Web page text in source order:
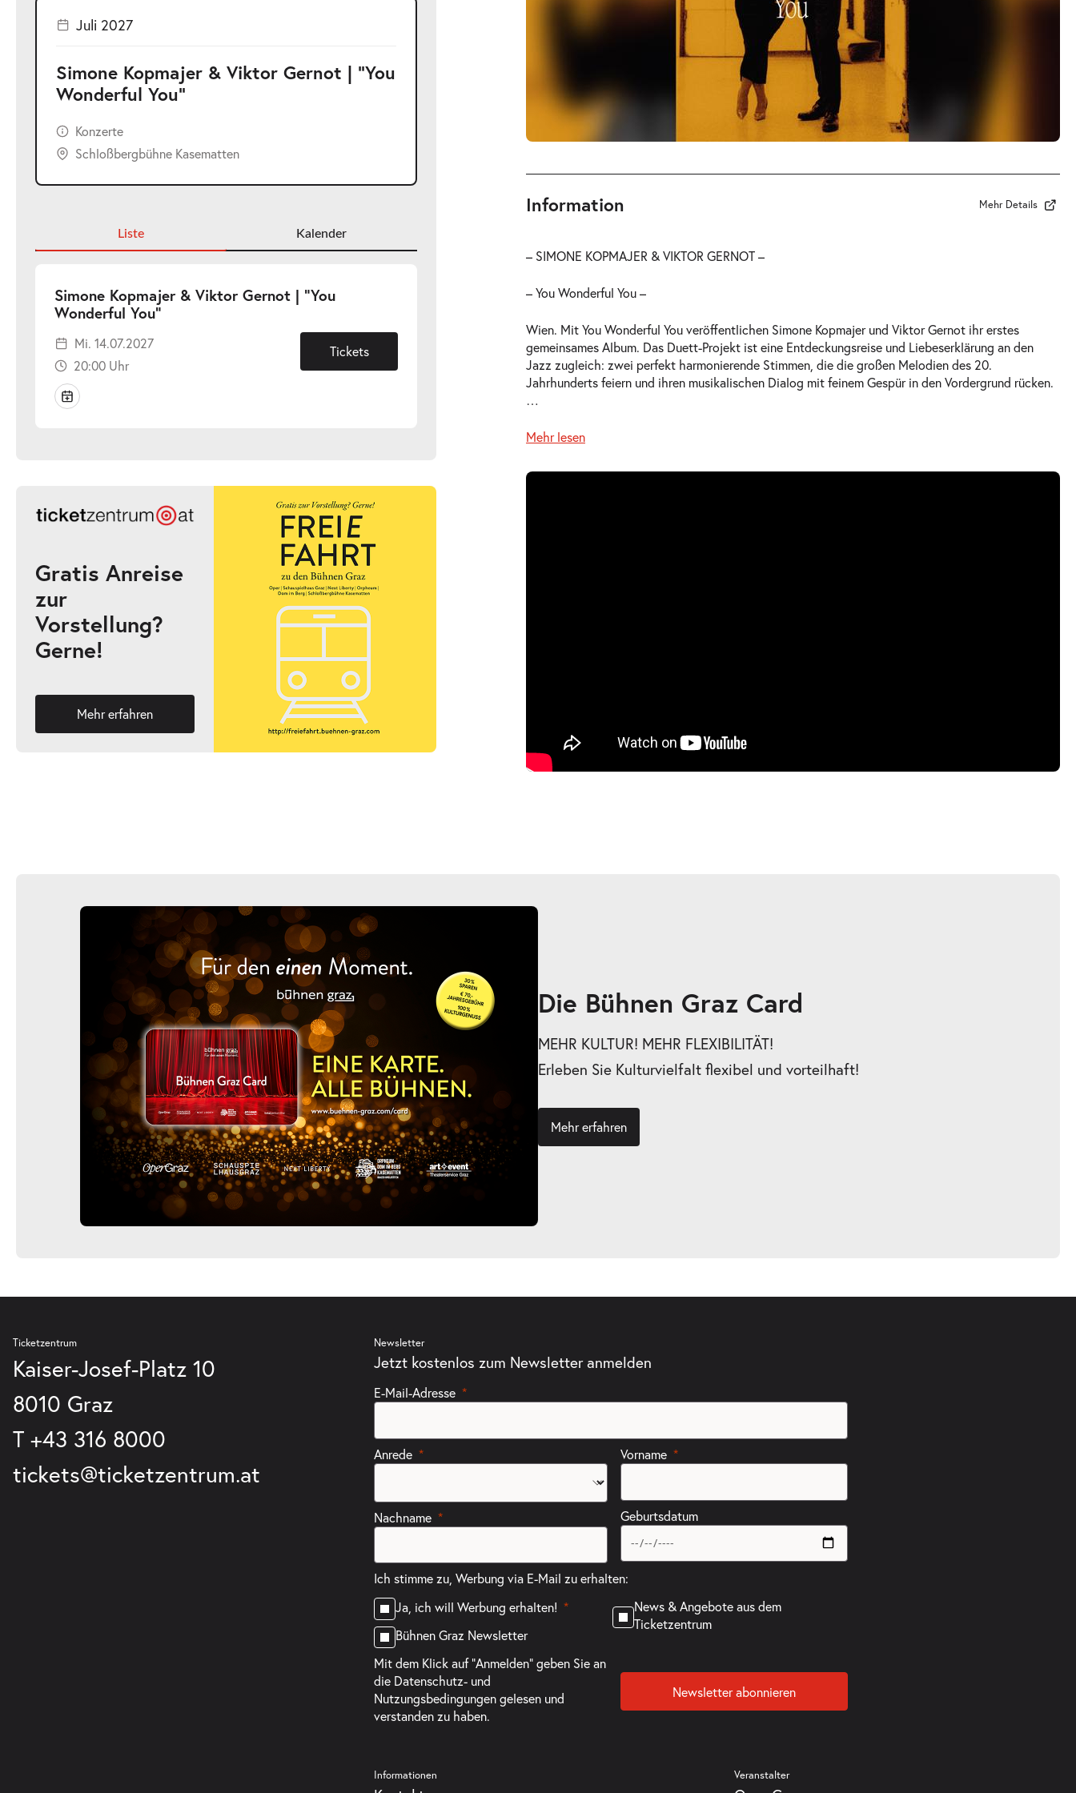
Juli 2027
Simone Kopmajer & Viktor Gernot | "You
Wonderful You"
Konzerte
Schloßbergbühne Kasematten
Liste Kalender
Simone Kopmajer & Viktor Gernot | "You
Wonderful You"
Mi. 14.07.2027
20:00 Uhr
Tickets
Gratis Anreise
zur
Vorstellung?
Gerne!
Mehr erfahren
Information Mehr Details
– SIMONE KOPMAJER & VIKTOR GERNOT –
– You Wonderful You –
Wien. Mit You Wonderful You veröffentlichen Simone Kopmajer und Viktor Gernot ihr erstes
gemeinsames Album. Das Duett-Projekt ist eine Entdeckungsreise und Liebeserklärung an den
Jazz zugleich: zwei perfekt harmonierende Stimmen, die die großen Melodien des 20.
Jahrhunderts feiern und ihren musikalischen Dialog mit feinem Gespür in den Vordergrund rücken.
…
Mehr lesen
Die Bühnen Graz Card
MEHR KULTUR! MEHR FLEXIBILITÄT!
Erleben Sie Kulturvielfalt flexibel und vorteilhaft!
Mehr erfahren
Ticketzentrum
Kaiser-Josef-Platz 10
8010 Graz
T +43 316 8000
tickets@ticketzentrum.at
Newsletter
Jetzt kostenlos zum Newsletter anmelden
E-Mail-Adresse
Anrede
Nachname
Vorname
Geburtsdatum
Ich stimme zu, Werbung via E-Mail zu erhalten:
Ja, ich will Werbung erhalten!
Bühnen Graz Newsletter
News & Angebote aus dem
Ticketzentrum
Mit dem Klick auf "Anmelden" geben Sie an
die Datenschutz- und
Nutzungsbedingungengelesen und
verstanden zu haben.
Newsletter abonnieren
Informationen Veranstalter